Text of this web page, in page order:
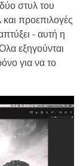
στυλ του
προεπιλογές
- αυτή η
εξηγούνται
για να το